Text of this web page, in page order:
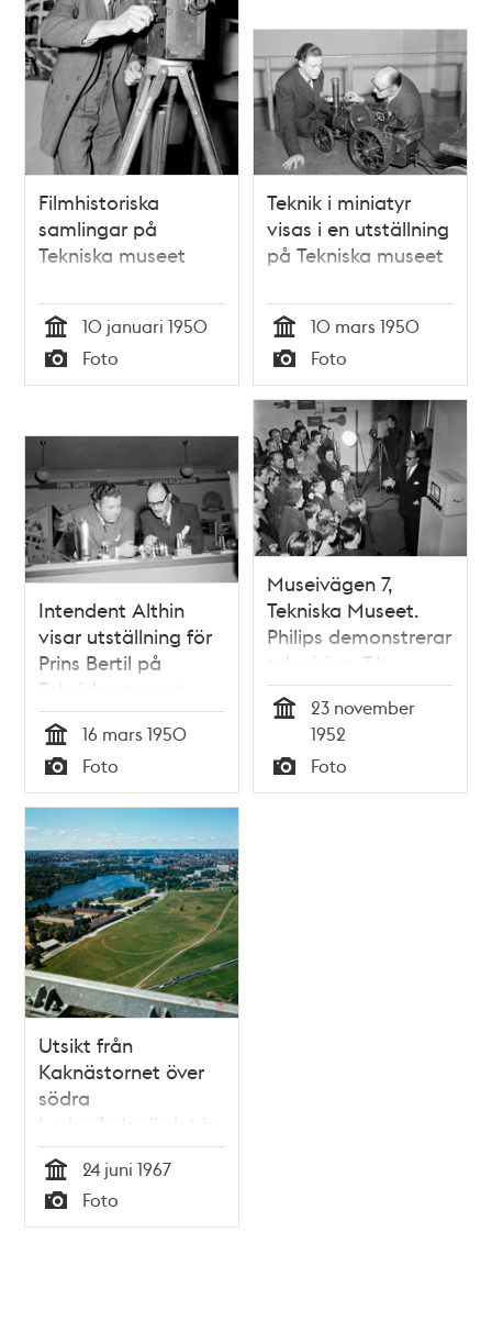
Filmhistoriska
samlingar på
Tekniska museet
Tid
10 januari 1950
Typ
Foto
Teknik i miniatyr
visas i en utställning
på Tekniska museet
Tid
10 mars 1950
Typ
Foto
Intendent Althin
visar utställning för
Prins Bertil på
Tekniska museet
Tid
16 mars 1950
Typ
Foto
Museivägen 7,
Tekniska Museet.
Philips demonstrerar
television. T.h.
Intendent Althin
23 november
1952
Typ
Foto
Utsikt från
Kaknästornet över
södra
Ladugårdsgärdet in
mot stan. Närmast
Sjöhistoriska och
Tekniska museet
Tid
24 juni 1967
Typ
Foto